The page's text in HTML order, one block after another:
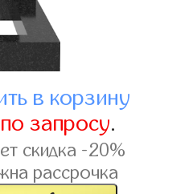
в корзину
по запросу.
скидка -20%
рассрочка